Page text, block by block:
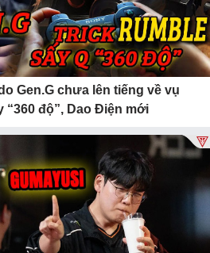
Gen.G chưa lên tiếng về vụ
“360 độ”, Dao Điện mới